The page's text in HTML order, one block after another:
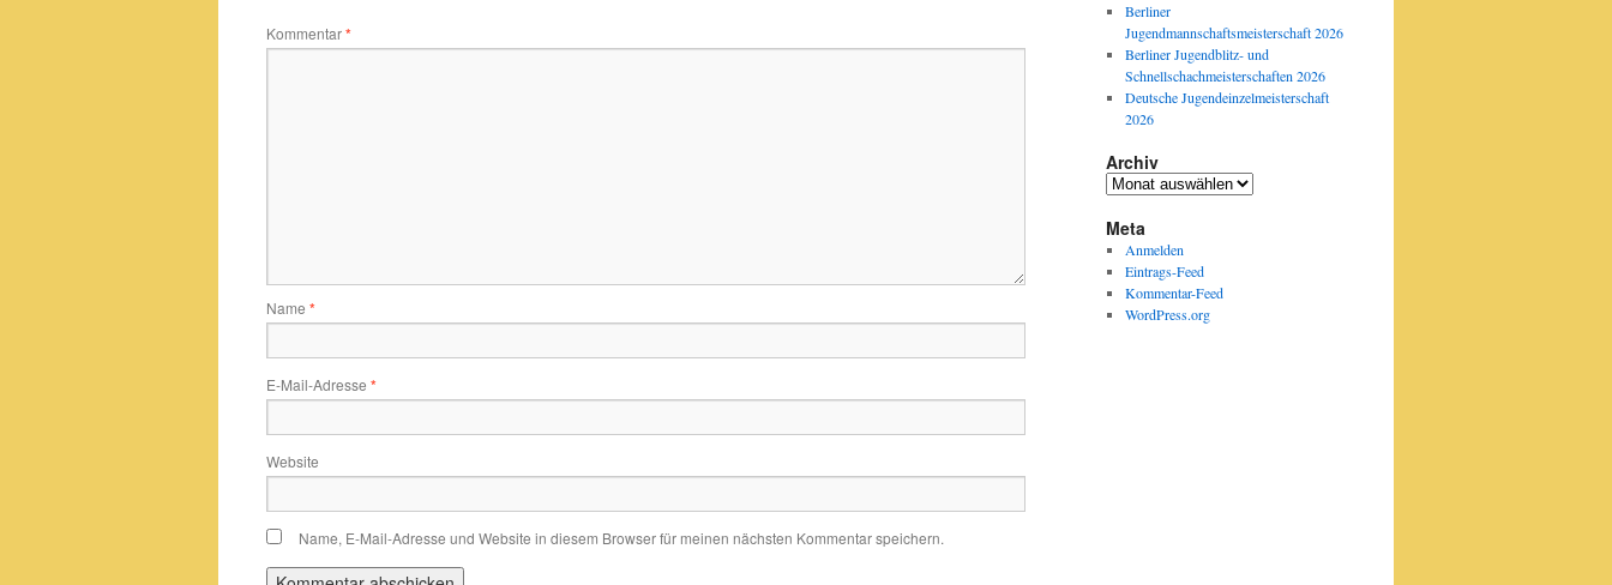
Kommentar*
Name *
E-Mail-Adresse *
Website
Name, E-Mail-Adresse und Website in diesem Browser für meinen nächsten Kommentar speichern.
Berliner
Jugendmannschaftsmeisterschaft 2026
Berliner Jugendblitz- und
Schnellschachmeisterschaften 2026
Deutsche Jugendeinzelmeisterschaft
2026
Archiv
Archiv
Meta
Anmelden
Eintrags-Feed
Kommentar-Feed
WordPress.org